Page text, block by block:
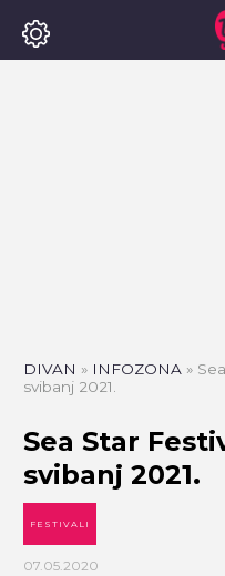
DIVAN » INFOZONA »
svibanj 2021.
Sea Star
svibanj 2021.
FESTIVALI
07.05.2020